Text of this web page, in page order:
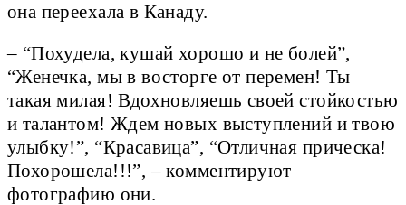
она переехала в Канаду.
– “Похудела, кушай хорошо и не болей”,
“Женечка, мы в восторге от перемен! Ты
такая милая! Вдохновляешь своей стойкостью
и талантом! Ждем новых выступлений и твою
улыбку!”, “Красавица”, “Отличная прическа!
Похорошела!!!”, – комментируют
фотографию они.